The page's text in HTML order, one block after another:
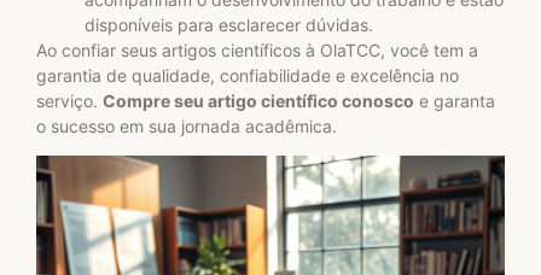
disponíveis para esclarecer dúvidas.
Ao confiar seus artigos científicos à OlaTCC, você tem a
garantia de qualidade, confiabilidade e excelência no
serviço. Compre seu artigo científico conosco e garanta
o sucesso em sua jornada acadêmica.